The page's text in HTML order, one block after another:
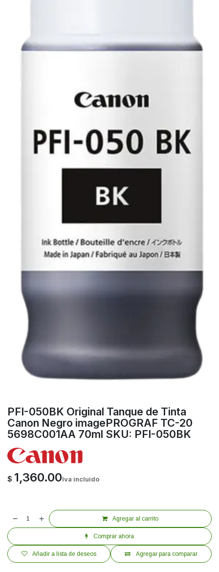
PFI-050BK Original Tanque de Tinta
Canon Negro imagePROGRAF TC-20
5698C001AA 70ml SKU: PFI-050BK
$ 1,360.00Iva incluido
Agregar al carrito
Comprar ahora
Agregar para comparar
Añadir a lista de deseos